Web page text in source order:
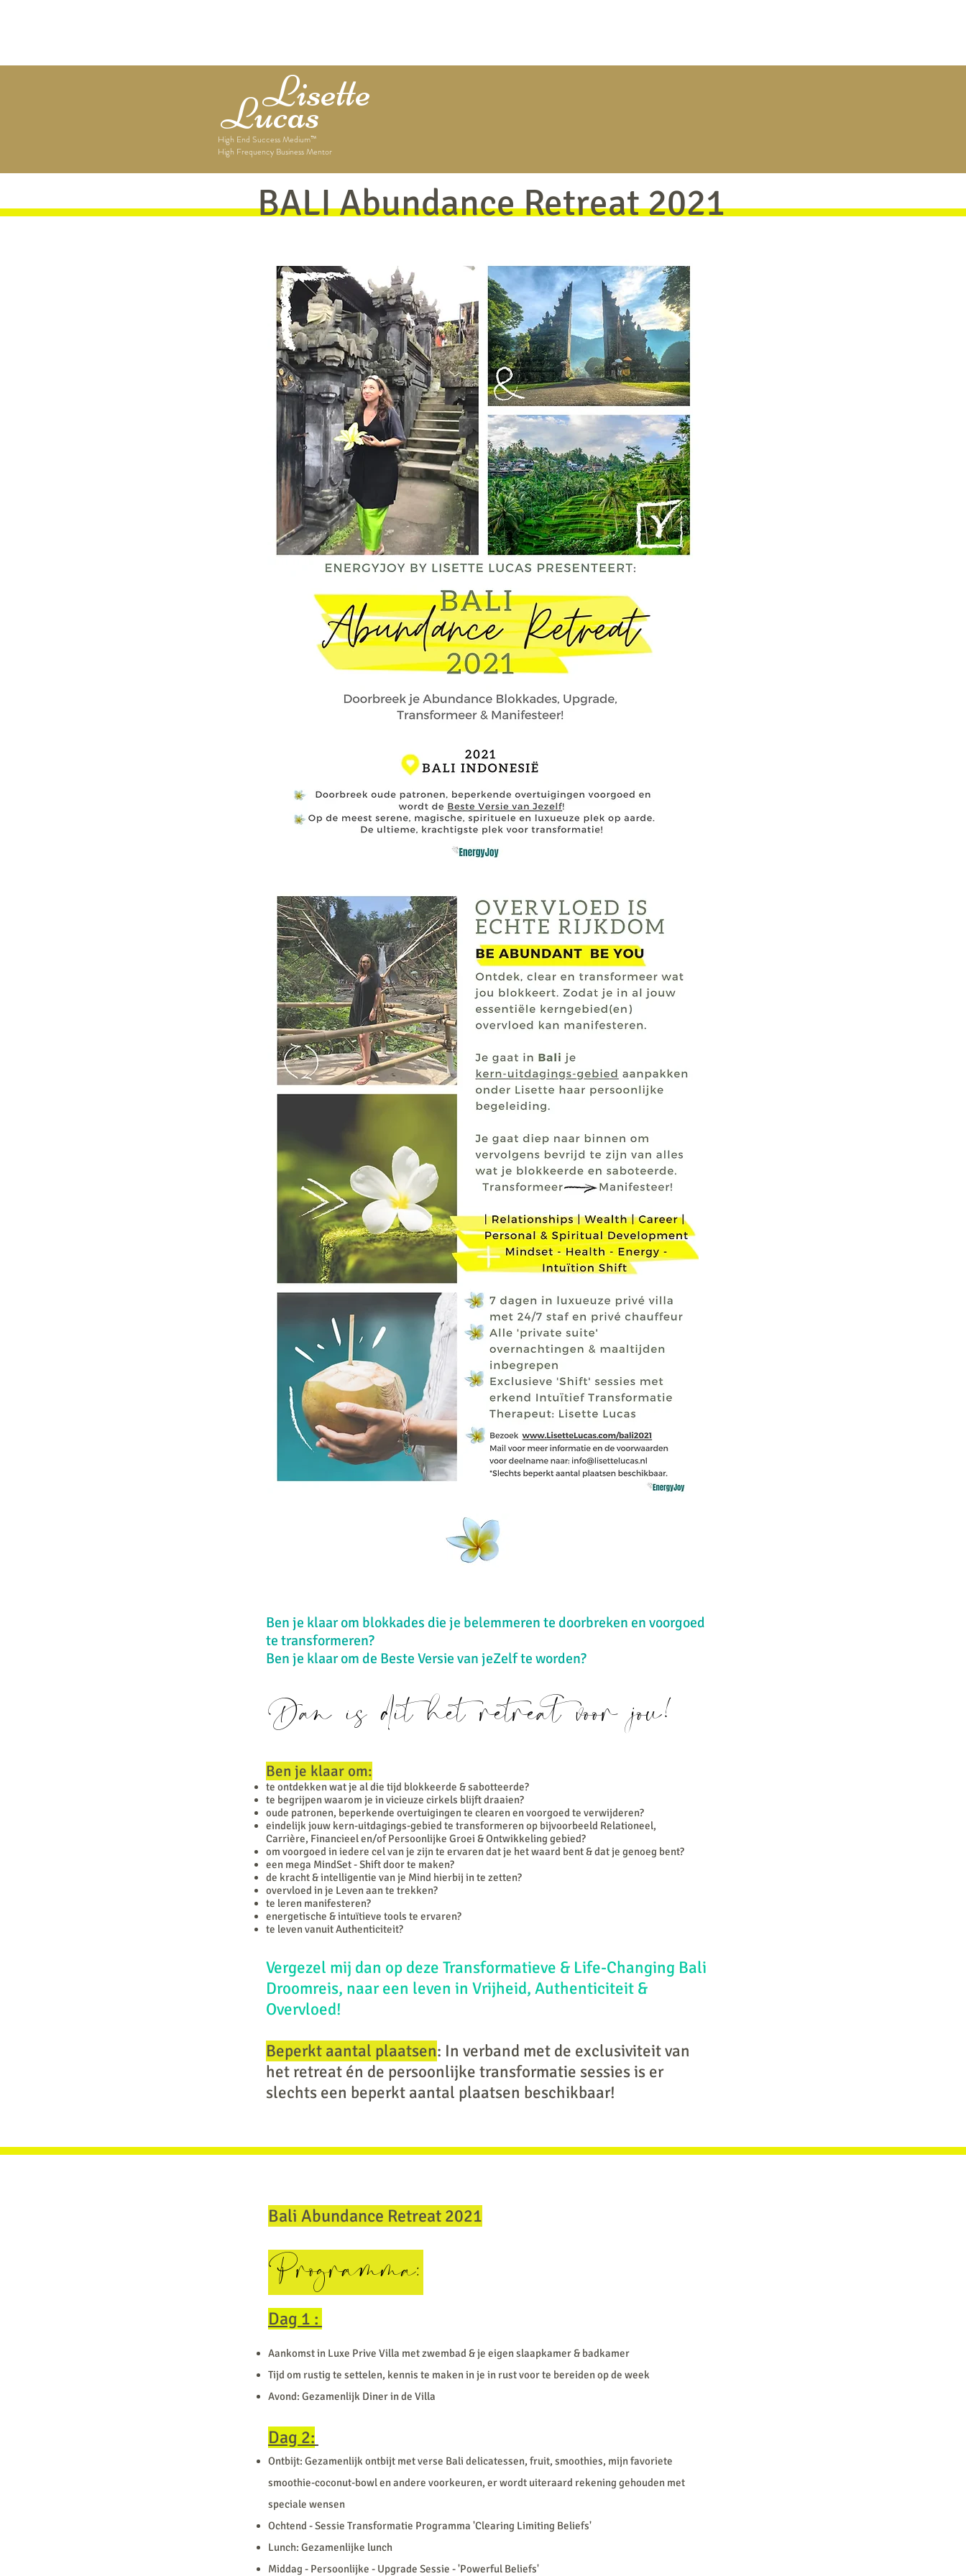
Lisette
Lucas
High End Success Medium™
High Frequency Business Mentor
BALI Abundance Retreat 2021
Ben je klaar om blokkades die je belemmeren te doorbreken en voorgoed
te transformeren?
Ben je klaar om de Beste Versie van jeZelf te worden?
Dan is dit het retreat voor jou!
Ben je klaar om:
te ontdekken wat je al die tijd blokkeerde & sabotteerde?
te begrijpen waarom je in vicieuze cirkels blijft draaien?
oude patronen, beperkende overtuigingen te clearen en voorgoed te verwijderen?
eindelijk jouw kern-uitdagings-gebied te transformeren op bijvoorbeeld Relationeel,
Carrière, Financieel en/of Persoonlijke Groei & Ontwikkeling gebied?
om voorgoed in iedere cel van je zijn te ervaren dat je het waard bent & dat je genoeg bent?
een mega MindSet - Shift door te maken?
de kracht & intelligentie van je Mind hierbij in te zetten?
overvloed in je Leven aan te trekken?
te leren manifesteren?
energetische & intuïtieve tools te ervaren?
te leven vanuit Authenticiteit?
Vergezel mij dan op deze Transformatieve & Life-Changing Bali
Droomreis, naar een leven in Vrijheid, Authenticiteit &
Overvloed!
Beperkt aantal plaatsen: In verband met de exclusiviteit van
het retreat én de persoonlijke transformatie sessies is er
slechts een beperkt aantal plaatsen beschikbaar!
Bali Abundance Retreat 2021
Programma:
Dag 1 :
Aankomst in Luxe Prive Villa met zwembad & je eigenslaapkamer& badkamer
Tijd om rustig te settelen, kennis te maken in je in rust voor te bereiden op de week
Avond: Gezamenlijk Diner in de Villa
Dag 2:
Ontbijt: Gezamenlijk ontbijt met verse Bali delicatessen, fruit, smoothies, mijn favoriete
smoothie-coconut-bowl en andere voorkeuren, er wordt uiteraard rekening gehouden met
speciale wensen
Ochtend - Sessie Transformatie Programma 'Clearing Limiting Beliefs'
Lunch: Gezamenlijke lunch
Middag - Persoonlijke - Upgrade Sessie - 'Powerful Beliefs'